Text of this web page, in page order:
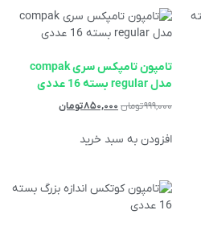
تامپون تامپکس سری compak
مدل regular بسته 16 عددی
۹۹۹,۰۰۰تومان ۸۵۰,۰۰۰تومان
افزودن به سبد خرید